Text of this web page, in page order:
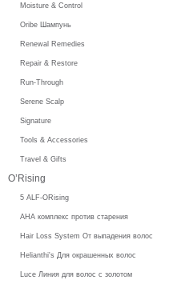
Moisture & Control
Oribe Шампунь
Renewal Remedies
Repair & Restore
Run-Through
Serene Scalp
Signature
Tools & Accessories
Travel & Gifts
O’Rising
5 ALF-ORising
AHA комплекс против старения
Hair Loss System От выпадения волос
Helianthi's Для окрашенных волос
Luce Линия для волос с золотом